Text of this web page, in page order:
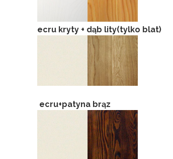
ecru kryty + dąb lity(tylko blat)
ecru+patyna brąz